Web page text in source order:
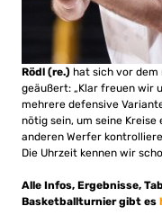
Rödl (re.) hat sich vor dem
geäußert: „Klar freuen wir
mehrere defensive
nötig sein, um seine
anderen Werfer
Die Uhrzeit kennen wir
Alle Infos, Ergebnisse,
Basketballturnier gibt es